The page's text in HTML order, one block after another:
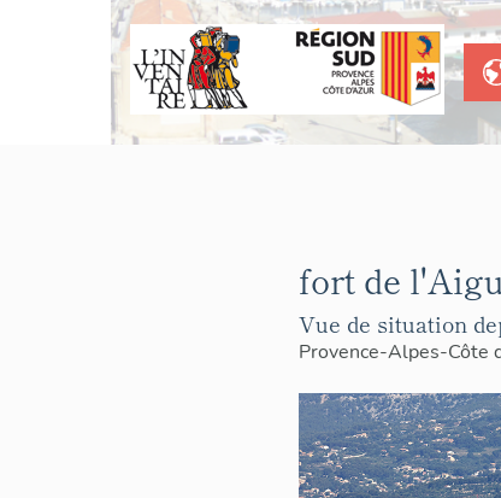
fort de
Vue de situation
Provence-Alpes-Côte